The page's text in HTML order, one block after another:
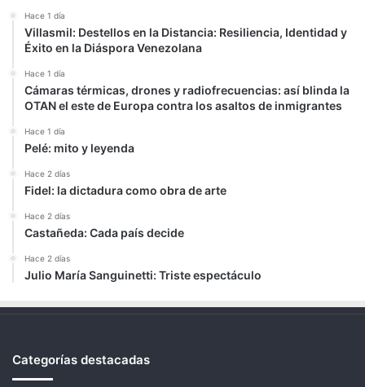
Hace 1 día
Villasmil: Destellos en la Distancia: Resiliencia, Identidad y
Éxito en la Diáspora Venezolana
Hace 1 día
Cámaras térmicas, drones y radiofrecuencias: así blinda la
OTAN el este de Europa contra los asaltos de inmigrantes
Hace 1 día
Pelé: mito y leyenda
Hace 2 días
Fidel: la dictadura como obra de arte
Hace 2 días
Castañeda: Cada país decide
Hace 2 días
Julio María Sanguinetti: Triste espectáculo
Categorías destacadas